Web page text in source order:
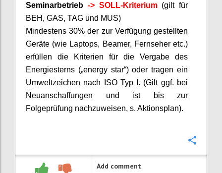
Seminarbetrieb -> SOLL-Kriterium (gilt für
BEH, GAS, TAG und MUS)
Mindestens 30% der zur Verfügung gestellten
Geräte (wie Laptops, Beamer, Fernseher etc.)
erfüllen die Kriterien für die Vergabe des
Energiesterns („energy star“) oder tragen ein
Umweltzeichen nach ISO Typ I. (Gilt ggf. bei
Neuanschaffungen und ist bis zur
Folgeprüfung nachzuweisen, s. Aktionsplan).
Add comment